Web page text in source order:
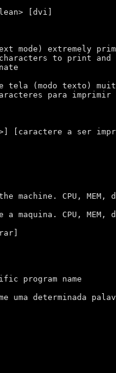
[dvi]
mode) extremely
to print and
tela (modo texto)
para imprimir
[caractere a ser
machine. CPU,
a maquina. CPU,
program name
uma determinada